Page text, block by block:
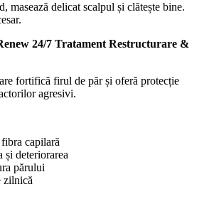
masează delicat scalpul și clătește bine.
24/7 Tratament Restructurare &
fortifică firul de păr și oferă protecție
agresivi.
capilară
și deteriorarea
părului
zilnică